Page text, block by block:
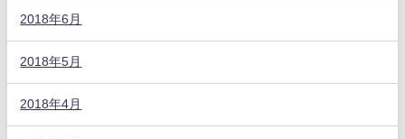
2018年6月
2018年5月
2018年4月